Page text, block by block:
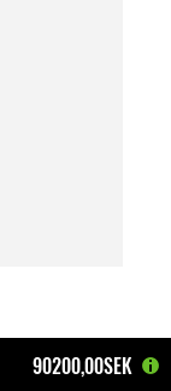
90200,00SEK